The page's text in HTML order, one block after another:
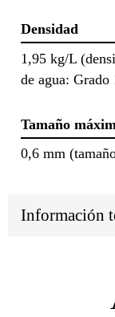
Densidad
1,95 kg/L
de agua: Grado
Tamaño
0,6 mm
Información